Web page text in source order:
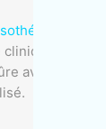
de
avec notre